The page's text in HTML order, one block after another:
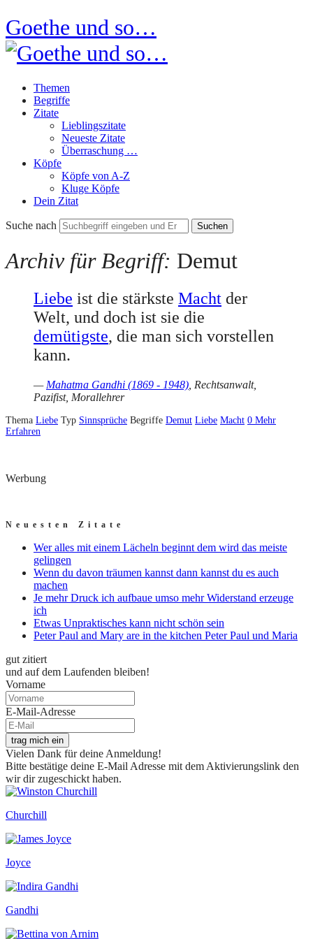
Goethe und so…
Themen
Begriffe
Zitate
Lieblingszitate
Neueste Zitate
Überraschung …
Köpfe
Köpfe von A-Z
Kluge Köpfe
Dein Zitat
Suche nach
Archiv für Begriff: Demut
Liebe ist die stärkste Macht der
Welt, und doch ist sie die
demütigste, die man sich vorstellen
kann.
— Mahatma Gandhi (1869 - 1948) , Rechtsanwalt,
Pazifist, Morallehrer
Thema Liebe Typ Sinnsprüche Begriffe Demut Liebe Macht 0 Mehr
Erfahren
Werbung
Neuesten Zitate
Wer alles mit einem Lächeln beginnt dem wird das meiste
gelingen
Wenn du davon träumen kannst dann kannst du es auch
machen
Je mehr Druck ich aufbaue umso mehr Widerstand erzeuge
ich
Etwas Unpraktisches kann nicht schön sein
Peter Paul and Mary are in the kitchen Peter Paul und Maria
gut zitiert
und auf dem Laufenden bleiben!
Vorname
E-Mail-Adresse
trag mich ein
Vielen Dank für deine Anmeldung!
Bitte bestätige deine E-Mail Adresse mit dem Aktivierungslink den
wir dir zugeschickt haben.
Churchill
Joyce
Gandhi